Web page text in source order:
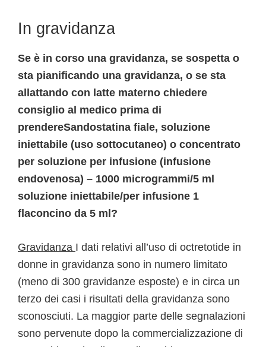
In gravidanza
Se è in corso una gravidanza, se sospetta o
sta pianificando una gravidanza, o se sta
allattando con latte materno chiedere
consiglio al medico prima di
prendereSandostatina fiale, soluzione
iniettabile (uso sottocutaneo) o concentrato
per soluzione per infusione (infusione
endovenosa) – 1000 microgrammi/5 ml
soluzione iniettabile/per infusione 1
flaconcino da 5 ml?
Gravidanza I dati relativi all’uso di octretotide in
donne in gravidanza sono in numero limitato
(meno di 300 gravidanze esposte) e in circa un
terzo dei casi i risultati della gravidanza sono
sconosciuti. La maggior parte delle segnalazioni
sono pervenute dopo la commercializzazione di